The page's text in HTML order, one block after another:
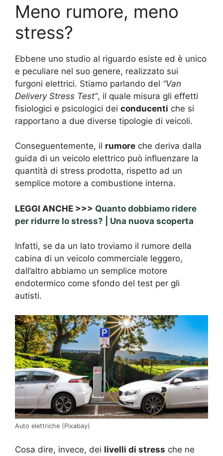
Meno rumore, meno
stress?
Ebbene uno studio al riguardo esiste ed è unico
e peculiare nel suo genere, realizzato sui
furgoni elettrici. Stiamo parlando del “Van
Delivery Stress Test”, il quale misura gli effetti
fisiologici e psicologici dei conducenti che si
rapportano a due diverse tipologie di veicoli.
Conseguentemente, il rumore che deriva dalla
guida di un veicolo elettrico può influenzare la
quantità di stress prodotta, rispetto ad un
semplice motore a combustione interna.
LEGGI ANCHE >>> Quanto dobbiamo ridere
per ridurre lo stress? | Una nuova scoperta
Infatti, se da un lato troviamo il rumore della
cabina di un veicolo commerciale leggero,
dall’altro abbiamo un semplice motore
endotermico come sfondo del test per gli
autisti.
Auto elettriche (Pixabay)
Cosa dire, invece, dei livelli di stress che ne